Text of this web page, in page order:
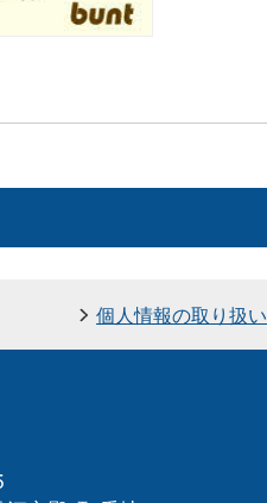
個人情報の取り扱い